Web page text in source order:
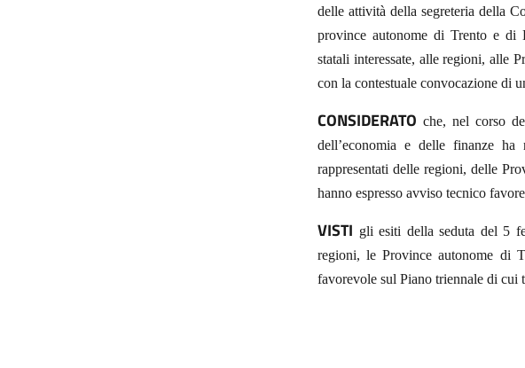
delle attività della segreteria della
province autonome di Trento e di
statali interessate, alle regioni, alle
con la contestuale convocazione di
CONSIDERATO che, nel corso
dell’economia e delle finanze
rappresentati delle regioni, delle
hanno espresso avviso tecnico
VISTI gli esiti della seduta del 5
regioni, le Province autonome di
favorevole sul Piano triennale di cui